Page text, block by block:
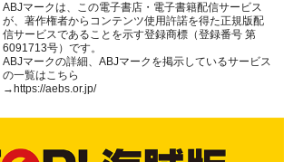
ABJマークは、この電子書店・電子書籍配信サービス
が、著作権者からコンテンツ使用許諾を得た正規版配
信サービスであることを示す登録商標（登録番号 第
6091713号）です。
ABJマークの詳細、ABJマークを掲示しているサービス
の一覧はこちら
→ https://aebs.or.jp/